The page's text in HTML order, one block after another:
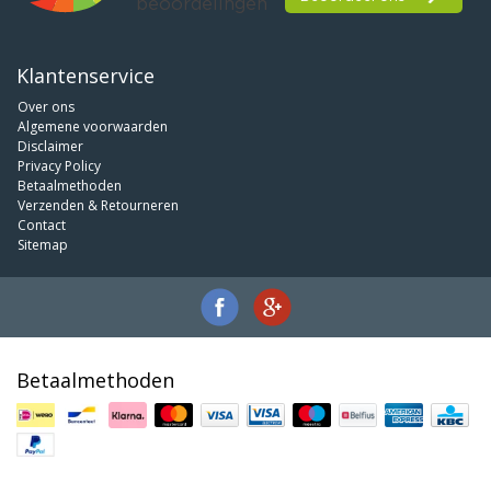
Klantenservice
Over ons
Algemene voorwaarden
Disclaimer
Privacy Policy
Betaalmethoden
Verzenden & Retourneren
Contact
Sitemap
Betaalmethoden